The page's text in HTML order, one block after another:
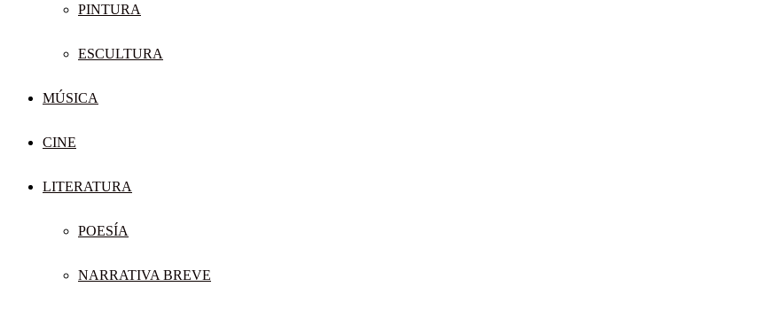
PINTURA
ESCULTURA
MÚSICA
CINE
LITERATURA
POESÍA
NARRATIVA BREVE